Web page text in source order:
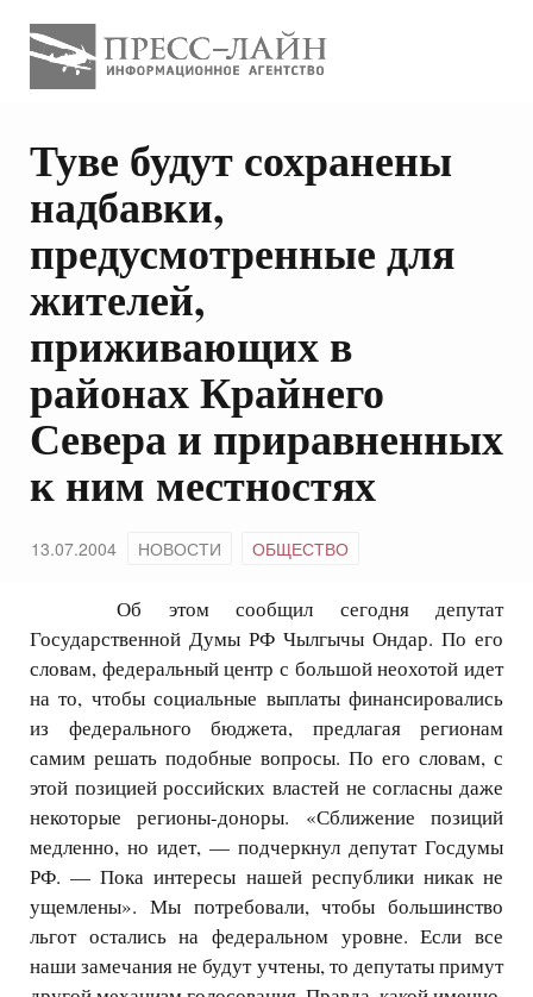
Туве будут сохранены
надбавки,
предусмотренные для
жителей,
приживающих в
районах Крайнего
Севера и приравненных
к ним местностях
13.07.2004 НОВОСТИ ОБЩЕСТВО
Об этом сообщил сегодня депутат
Государственной Думы РФ Чылгычы Ондар. По его
словам, федеральный центр с большой неохотой идет
на то, чтобы социальные выплаты финансировались
из федерального бюджета, предлагая регионам
самим решать подобные вопросы. По его словам, с
этой позицией российских властей не согласны даже
некоторые регионы-доноры. «Сближение позиций
медленно, но идет, — подчеркнул депутат Госдумы
РФ. — Пока интересы нашей республики никак не
ущемлены». Мы потребовали, чтобы большинство
льгот остались на федеральном уровне. Если все
наши замечания не будут учтены, то депутаты примут